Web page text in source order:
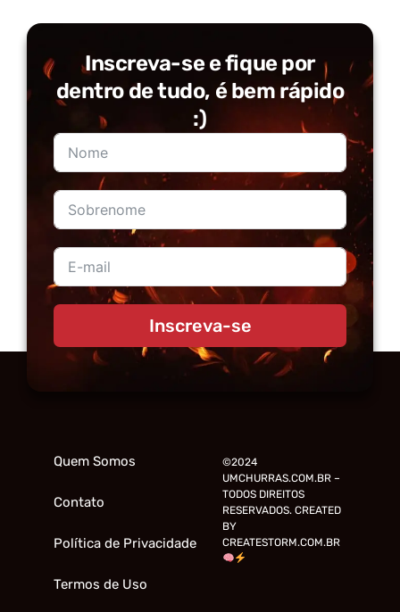
Inscreva-se e fique por
dentro de tudo, é bem rápido
:)
Inscreva-se
Quem Somos
Contato
Política de Privacidade
Termos de Uso
©2024
UMCHURRAS.COM.BR –
TODOS DIREITOS
RESERVADOS. CREATED
BY
CREATESTORM.COM.BR